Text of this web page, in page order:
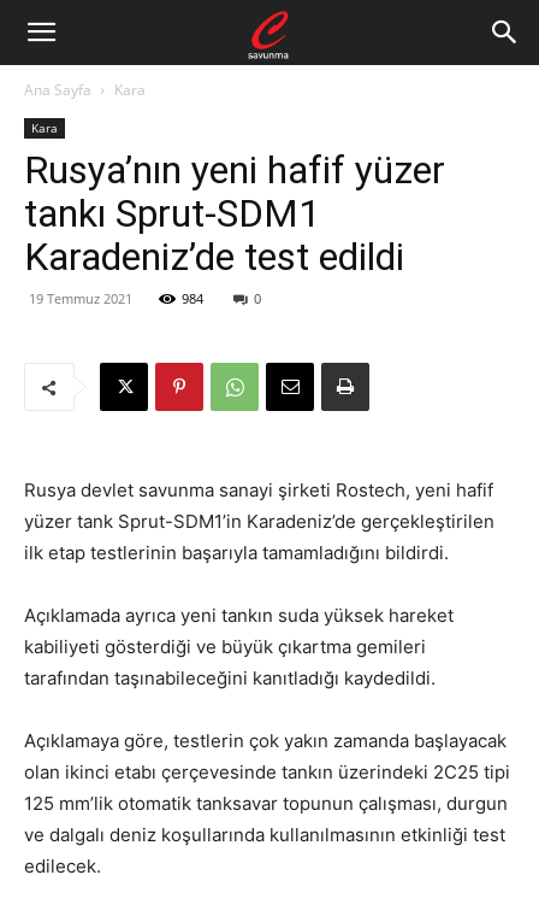
Ana Sayfa Kara
Kara
Rusya’nın yeni hafif yüzer
tankı Sprut-SDM1
Karadeniz’de test edildi
19 Temmuz 2021 984 0
Rusya devlet savunma sanayi şirketi Rostech, yeni hafif
yüzer tank Sprut-SDM1’in Karadeniz’de gerçekleştirilen
ilk etap testlerinin başarıyla tamamladığını bildirdi.
Açıklamada ayrıca yeni tankın suda yüksek hareket
kabiliyeti gösterdiği ve büyük çıkartma gemileri
tarafından taşınabileceğini kanıtladığı kaydedildi.
Açıklamaya göre, testlerin çok yakın zamanda başlayacak
olan ikinci etabı çerçevesinde tankın üzerindeki 2C25 tipi
125 mm’lik otomatik tanksavar topunun çalışması, durgun
ve dalgalı deniz koşullarında kullanılmasının etkinliği test
edilecek.